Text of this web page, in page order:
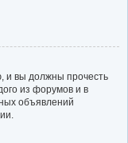
и вы должны прочесть
из форумов и в
объявлений